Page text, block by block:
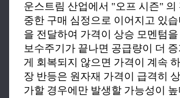
운스트림 산업에서 "오프 시즌"
중한 구매 심정으로 이어지고 있
을 전달하여 가격이 상승 모멘텀
보수주기가 끝나면 공급량이 더
게 회복되지 않으면 가격이 계속
장 반등은 원자재 가격이 급격히
가할 경우에만 발생할 가능성이